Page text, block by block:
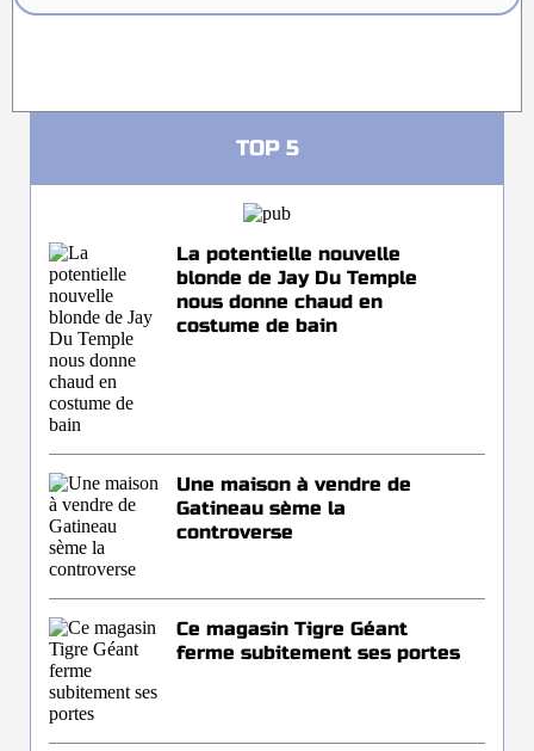
TOP 5
La potentielle nouvelle
blonde de Jay Du Temple
nous donne chaud en
costume de bain
Une maison à vendre de
Gatineau sème la
controverse
Ce magasin Tigre Géant
ferme subitement ses portes